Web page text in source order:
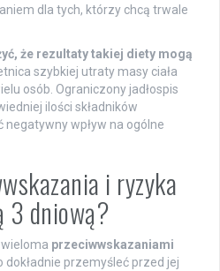
dla tych, którzy chcą trwale
że rezultaty takiej diety mogą
szybkiej utraty masy ciała
osób. Ograniczony jadłospis
ilości składników
wpływ na ogólne
i ryzyka
3 dniową?
przeciwwskazaniami
dokładnie przemyśleć przed jej